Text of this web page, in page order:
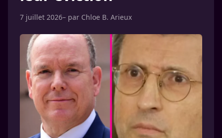
7 juillet 2026– par Chloe B. Arieux